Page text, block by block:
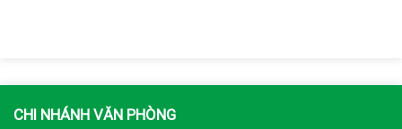
CHI NHÁNH VĂN PHÒNG